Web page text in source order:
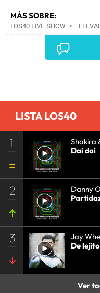
MÁS SOBRE:
LOS40 LIVE SHOW •
CONCIERTOS•LOS40•
EVENTOS MUSICALES
•RADIO•
COMUNICACIÓN•
LISTA LOS40
1
Shakira
Dai dai
2
Danny
3
Jay
De
Ver